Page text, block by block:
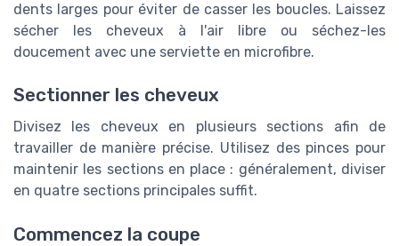
dents larges pour éviter de casser les boucles. Laissez
sécher les cheveux à l'air libre ou séchez-les
doucement avec une serviette en microfibre.
Sectionner les cheveux
Divisez les cheveux en plusieurs sections afin de
travailler de manière précise. Utilisez des pinces pour
maintenir les sections en place : généralement, diviser
en quatre sections principales suffit.
Commencez la coupe